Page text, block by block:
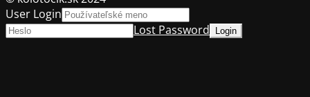
User Login
Lost Password